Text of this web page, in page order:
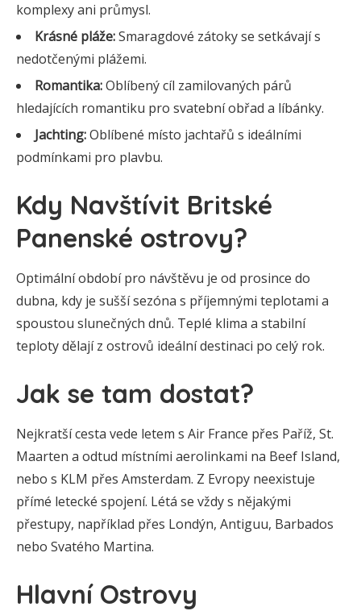
komplexy ani průmysl.
Krásné pláže:Smaragdové zátoky se setkávají s
nedotčenými plážemi.
Romantika:Oblíbený cíl zamilovaných párů
hledajících romantiku pro svatební obřad a líbánky.
Jachting:Oblíbené místo jachtařů s ideálními
podmínkami pro plavbu.
Kdy Navštívit Britské
Panenské ostrovy?
Optimální období pro návštěvu je od prosince do
dubna, kdy je sušší sezóna s příjemnými teplotami a
spoustou slunečných dnů. Teplé klima a stabilní
teploty dělají z ostrovů ideální destinaci po celý rok.
Jak se tam dostat?
Nejkratší cesta vede letem s Air France přes Paříž, St.
Maarten a odtud místními aerolinkami na Beef Island,
nebo s KLM přes Amsterdam. Z Evropy neexistuje
přímé letecké spojení. Létá se vždy s nějakými
přestupy, například přes Londýn, Antiguu, Barbados
nebo Svatého Martina.
Hlavní Ostrovy